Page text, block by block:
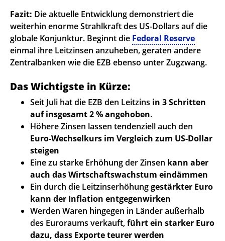
Fazit: Die aktuelle Entwicklung demonstriert die
weiterhin enorme Strahlkraft des US-Dollars auf die
globale Konjunktur. Beginnt die Federal Reserve
einmal ihre Leitzinsen anzuheben, geraten andere
Zentralbanken wie die EZB ebenso unter Zugzwang.
Das Wichtigste in Kürze:
Seit Juli hat die EZB den Leitzins in 3 Schritten
auf insgesamt 2 % angehoben.
Höhere Zinsen lassen tendenziell auch den
Euro-Wechselkurs im Vergleich zum US-Dollar
steigen
Eine zu starke Erhöhung der Zinsen kann aber
auch das Wirtschaftswachstum eindämmen
Ein durch die Leitzinserhöhunggestärkter Euro
kann der Inflation entgegenwirken
Werden Waren hingegen in Länder außerhalb
des Euroraums verkauft,führt ein starker Euro
dazu, dass Exporte teurer werden